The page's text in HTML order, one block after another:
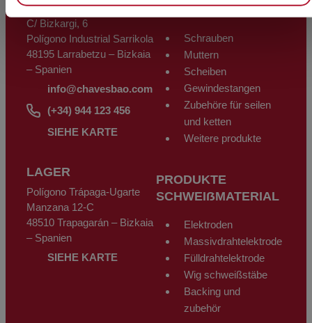
Datenschutzverordnung (DSGVO) vom 27. April 2016 ausüben, indem er
an CHAVES BILBAO, S.L. C/Bizkargi, 6 Polígono Industrial Sarrikola 48195
Larrabetzu - Bizkaia - Spanien oder über die E-Mail-Adresse
info@chavesbao.comsendet.
BÜROS
C/ Bizkargi, 6
Polígono Industrial Sarrikola
48195 Larrabetzu – Bizkaia
– Spanien
info@chavesbao.com
(+34) 944 123 456
SIEHE KARTE
LAGER
Polígono Trápaga-Ugarte
Manzana 12-C
48510 Trapagarán – Bizkaia
– Spanien
SIEHE KARTE
SCHRAUBMATERIAL
Schrauben
Muttern
Scheiben
Gewindestangen
Zubehöre für seilen
und ketten
Weitere produkte
PRODUKTE
SCHWEIẞMATERIAL
Elektroden
Massivdrahtelektrode
Fülldrahtelektrode
Wig schweißstäbe
Backing und
zubehör